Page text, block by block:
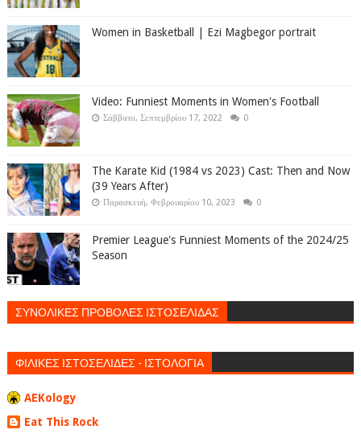
Women in Basketball | Ezi Magbegor portrait
Video: Funniest Moments in Women's Football
Σάββατο, Σεπτεμβρίου 17, 2022 0
The Karate Kid (1984 vs 2023) Cast: Then and Now
(39 Years After)
Παρασκευή, Φεβρουαρίου 10, 2023 0
Premier League's Funniest Moments of the 2024/25
Season
ΣΥΝΟΛΙΚΕΣ ΠΡΟΒΟΛΕΣ ΙΣΤΟΣΕΛΙΔΑΣ
ΦΙΛΙΚΕΣ ΙΣΤΟΣΕΛΙΔΕΣ - ΙΣΤΟΛΟΓΙΑ
AEKology
Eat This Rock